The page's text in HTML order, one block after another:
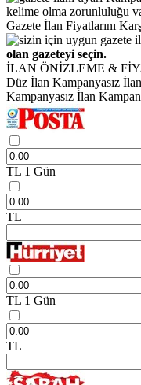
kelime olma zorunluluğu
Gazete İlan Fiyatlarını
olan gazeteyi seçin.
İLAN ÖNİZLEME &
Düz İlan Kampanyasız İlan
Kampanyasız İlan
TL 1 Gün
TL
TL 1 Gün
TL